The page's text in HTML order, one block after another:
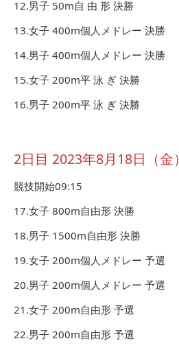
12.男子 50m自 由 形 決勝
13.女子 400m個人メドレー 決勝
14.男子 400m個人メドレー 決勝
15.女子 200m平 泳 ぎ 決勝
16.男子 200m平 泳 ぎ 決勝
2日目 2023年8月18日（金）
競技開始09:15
17.女子 800m自由形 決勝
18.男子 1500m自由形 決勝
19.女子 200m個人メドレー 予選
20.男子 200m個人メドレー 予選
21.女子 200m自由形 予選
22.男子 200m自由形 予選